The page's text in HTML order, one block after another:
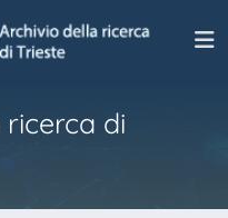
ricerca di